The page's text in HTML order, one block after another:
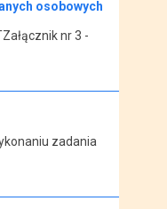
osobowych
nr 3 -
zadania